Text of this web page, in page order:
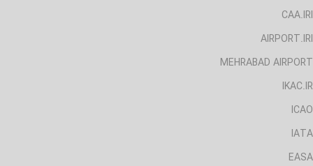
CAA.IRI
AIRPORT.IRI
MEHRABAD AIRPORT
IKAC.IR
ICAO
IATA
EASA